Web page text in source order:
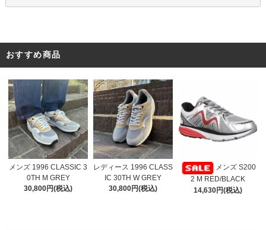
おすすめ商品
メンズ 1996 CLASSIC 3
0TH M GREY
30,800円(税込)
レディース 1996 CLASS
IC 30TH W GREY
30,800円(税込)
メンズ S200
2 M RED/BLACK
14,630円(税込)